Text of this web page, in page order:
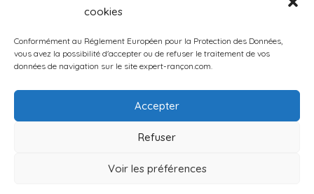
cookies
Conformément au Réglement Européen pour la Protection des Données,
vous avez la possibilité d'accepter ou de refuser le traitement de vos
données de navigation sur le site expert-rançon.com.
Accepter
Refuser
Voir les préférences
Sur rendez-vous uniquement
louis.rancon@wanadoo.fr
+33(0)6 07 46 74 57
Contactez-nous